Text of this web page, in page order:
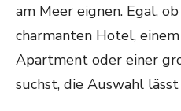
am Meer eignen. Egal,
charmanten Hotel,
Apartment oder einer
suchst, die Auswahl